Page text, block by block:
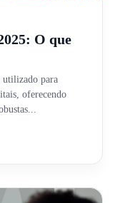
O que
utilizado para
oferecendo